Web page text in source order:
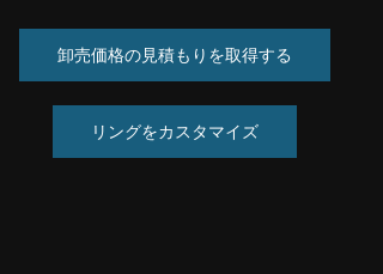
卸売価格の見積もりを取得する
リングをカスタマイズ